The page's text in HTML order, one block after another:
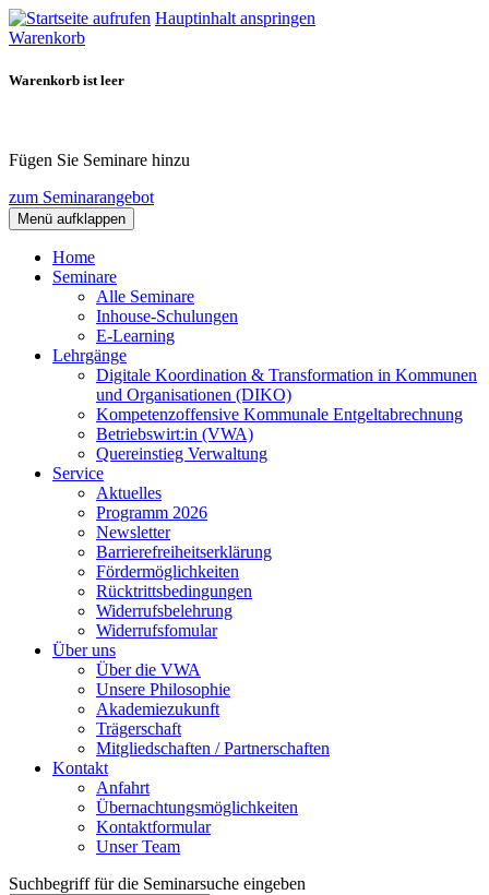
Hauptinhalt anspringen
Warenkorb
Warenkorb ist leer
Fügen Sie Seminare hinzu
zum Seminarangebot
Menü aufklappen
Home
Seminare
Alle Seminare
Inhouse-Schulungen
E-Learning
Lehrgänge
Digitale Koordination & Transformation in Kommunen
und Organisationen (DIKO)
Kompetenzoffensive Kommunale Entgeltabrechnung
Betriebswirt:in (VWA)
Quereinstieg Verwaltung
Service
Aktuelles
Programm 2026
Newsletter
Barrierefreiheitserklärung
Fördermöglichkeiten
Rücktrittsbedingungen
Widerrufsbelehrung
Widerrufsfomular
Über uns
Über die VWA
Unsere Philosophie
Akademiezukunft
Trägerschaft
Mitgliedschaften / Partnerschaften
Kontakt
Anfahrt
Übernachtungsmöglichkeiten
Kontaktformular
Unser Team
Suchbegriff für die Seminarsuche eingeben